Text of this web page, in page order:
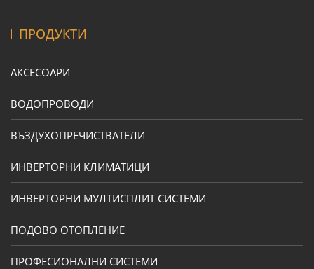
ПРОДУКТИ
АКСЕСОАРИ
ВОДОПРОВОДИ
ВЪЗДУХОПРЕЧИСТВАТЕЛИ
ИНВЕРТОРНИ КЛИМАТИЦИ
ИНВЕРТОРНИ МУЛТИСПЛИТ СИСТЕМИ
ПОДОВО ОТОПЛЕНИЕ
ПРОФЕСИОНАЛНИ СИСТЕМИ